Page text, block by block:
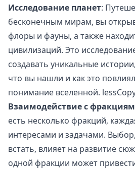
Исследование планет:
бесконечным мирам, вы
флоры и фауны, а также
цивилизаций. Это
создавать уникальные
что вы нашли и как это
понимание вселенной.
Взаимодействие с
есть несколько фракций,
интересами и задачами.
встать, влияет на развитие
одной фракции может